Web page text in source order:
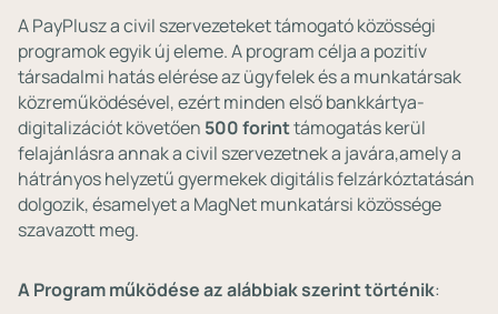
A PayPlusz a civil szervezeteket támogató közösségi
programok egyik új eleme. A program célja a pozitív
társadalmi hatás elérése az ügyfelek és a munkatársak
közreműködésével, ezért minden első bankkártya-
digitalizációt követően 500 forinttámogatás kerül
felajánlásra annak a civil szervezetnek a javára,amely a
hátrányos helyzetű gyermekek digitális felzárkóztatásán
dolgozik, ésamelyet a MagNet munkatársi közössége
szavazott meg.
A Program működése az alábbiak szerint történik: